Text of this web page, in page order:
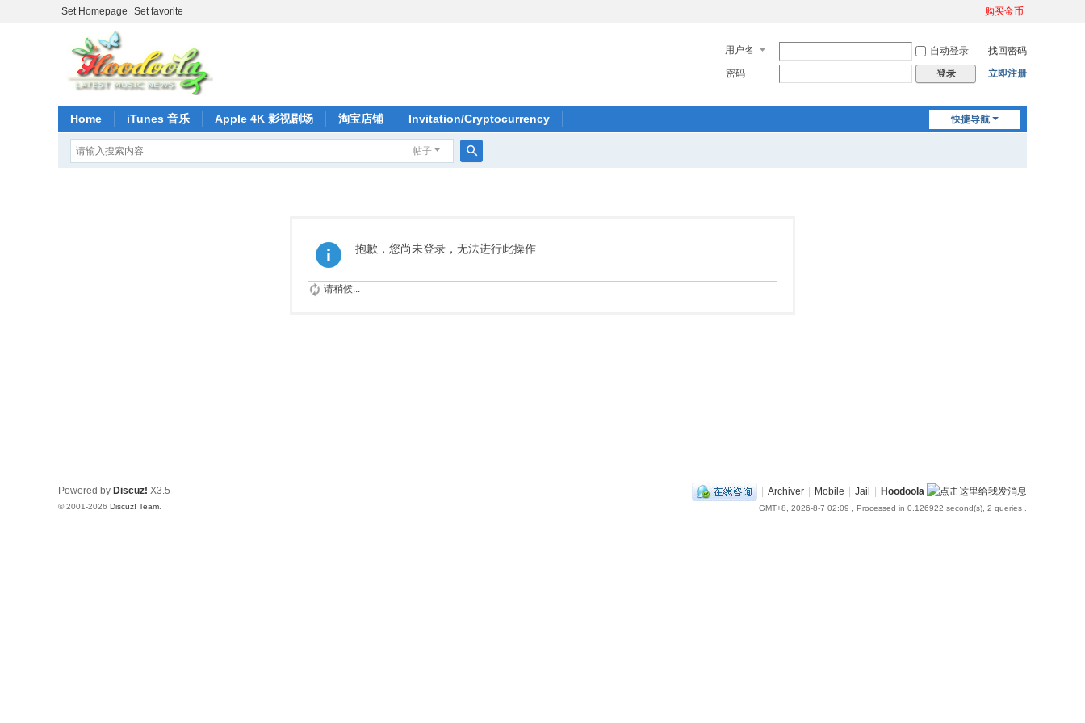
Set Homepage Set favorite 购买金币
用户名 自动登录
找回密码
密码
登录 立即注册
快捷导航
Home iTunes 音乐 Apple 4K 影视剧场 淘宝店铺 Invitation/Cryptocurrency
帖子
抱歉，您尚未登录，无法进行此操作
请稍候...
| Archiver | Mobile | Jail | Hoodoola
GMT+8, 2026-8-7 02:09 , Processed in 0.126922 second(s), 2 queries .
Powered by Discuz! X3.5
© 2001-2026 Discuz! Team